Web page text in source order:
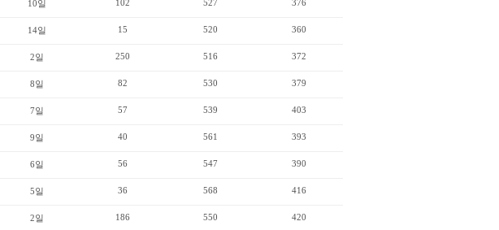
10일 102 527 376
14일 15 520 360
2일 250 516 372
8일 82 530 379
7일 57 539 403
9일 40 561 393
6일 56 547 390
5일 36 568 416
2일 186 550 420